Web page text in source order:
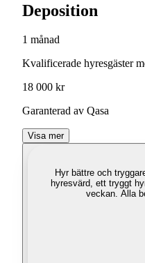
Deposition
1 månad
Kvalificerade hyresgäster
18 000 kr
Garanterad av Qasa
Visa mer
Hyr bättre och
hyresvärd, ett tryggt
veckan. Alla